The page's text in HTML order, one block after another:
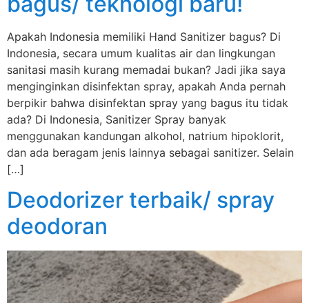
Apakah Indonesia memiliki Hand Sanitizer bagus? Di
Indonesia, secara umum kualitas air dan lingkungan
sanitasi masih kurang memadai bukan? Jadi jika saya
menginginkan disinfektan spray, apakah Anda pernah
berpikir bahwa disinfektan spray yang bagus itu tidak
ada? Di Indonesia, Sanitizer Spray banyak
menggunakan kandungan alkohol, natrium hipoklorit,
dan ada beragam jenis lainnya sebagai sanitizer. Selain
[…]
Deodorizer terbaik/ spray
deodoran